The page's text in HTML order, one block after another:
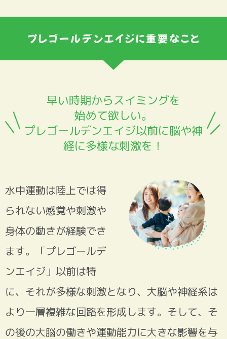
プレゴールデンエイジに重要なこと
早い時期からスイミングを
始めて欲しい。
プレゴールデンエイジ以前に脳や神
経に多様な刺激を！
水中運動は陸上では得
られない感覚や刺激や
身体の動きが経験でき
ます。「プレゴールデ
ンエイジ」以前は特
に、それが多様な刺激となり、大脳や神経系は
より一層複雑な回路を形成します。そして、そ
の後の大脳の働きや運動能力に大きな影響を与